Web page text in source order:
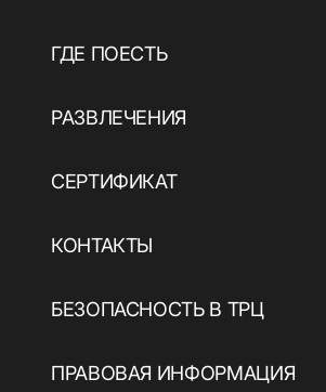
ГДЕ ПОЕСТЬ
РАЗВЛЕЧЕНИЯ
СЕРТИФИКАТ
КОНТАКТЫ
БЕЗОПАСНОСТЬ В ТРЦ
ПРАВОВАЯ ИНФОРМАЦИЯ